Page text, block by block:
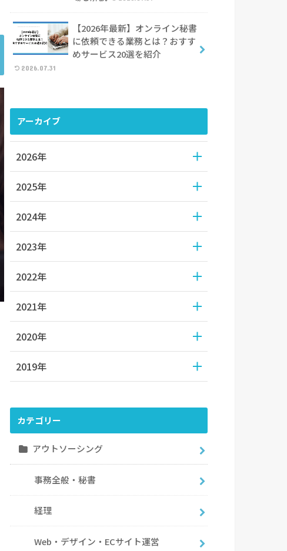
【2026年最新】オンライン秘書
に依頼できる業務とは？おすす
めサービス20選を紹介
2026.07.31
アーカイブ
2026年
2025年
2024年
2023年
2022年
2021年
2020年
2019年
カテゴリー
アウトソーシング
事務全般・秘書
経理
Web・デザイン・ECサイト運営